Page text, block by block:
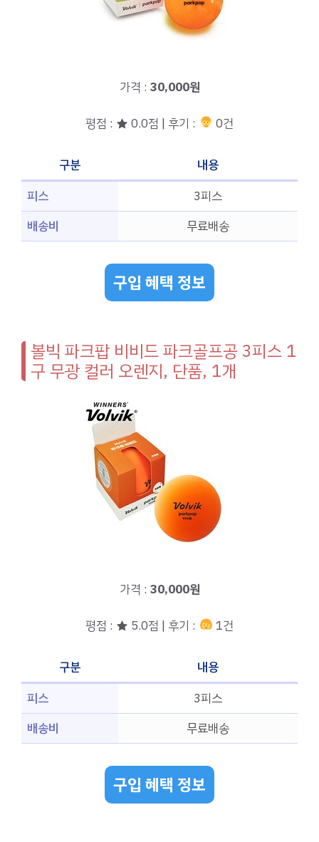
가격 : 30,000원
평점 : ★ 0.0점 | 후기 : 0건
구분
내용
피스
3피스
배송비
무료배송
구입 혜택 정보
볼빅 파크팝 비비드 파크골프공 3피스 1
구 무광 컬러 오렌지, 단품, 1개
가격 : 30,000원
평점 : ★ 5.0점 | 후기 : 1건
구분
내용
피스
3피스
배송비
무료배송
구입 혜택 정보